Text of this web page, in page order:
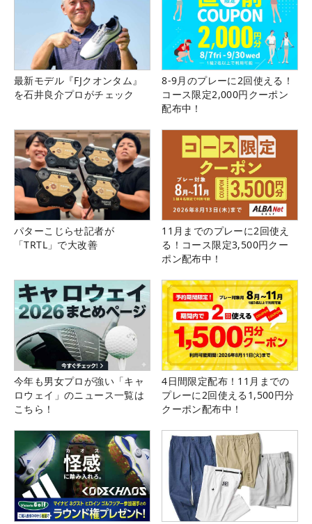
最新モデル『FJクオンタム』
を石井良介プロがチェック
8-9月のプレーに2回使える！
コース限定2,000円クーポン
配布中！
パターこじらせ記者が
「TRTL」で大改善
11月までのプレーに2回使え
る！コース限定3,500円クー
ポン配布中！
今年も男女プロが強い「キャ
ロウェイ」のニュース一覧は
こちら！
4日間限定配布！11月までの
プレーに2回使える1,500円分
クーポン配布中！